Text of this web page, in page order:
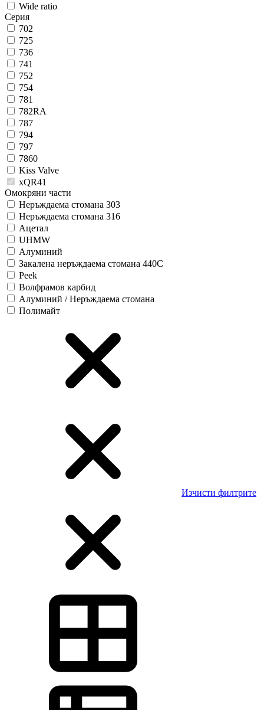
Wide ratio
Серия
702
725
736
741
752
754
781
782RA
787
794
797
7860
Kiss Valve
xQR41
Омокряни части
Неръждаема стомана 303
Неръждаема стомана 316
Ацетал
UHMW
Алуминий
Закалена неръждаема стомана 440C
Peek
Волфрамов карбид
Алуминий / Неръждаема стомана
Полимайт
Изчисти филтрите